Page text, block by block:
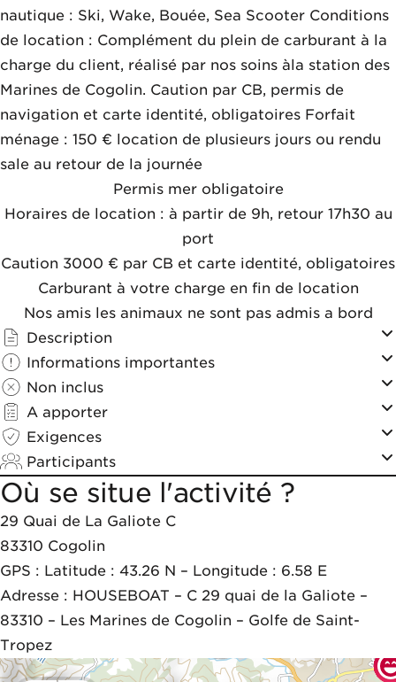
nautique : Ski, Wake, Bouée, Sea Scooter Conditions
de location : Complément du plein de carburant à la
charge du client, réalisé par nos soins àla station des
Marines de Cogolin. Caution par CB, permis de
navigation et carte identité, obligatoires Forfait
ménage : 150 € location de plusieurs jours ou rendu
sale au retour de la journée
Permis mer obligatoire
Horaires de location : à partir de 9h, retour 17h30 au
port
Caution 3000 € par CB et carte identité, obligatoires
Carburant à votre charge en fin de location
Nos amis les animaux ne sont pas admis a bord
Description
Informations importantes
Non inclus
A apporter
Exigences
Participants
Où se situe l'activité ?
29 Quai de La Galiote C
83310 Cogolin
GPS : Latitude : 43.26 N – Longitude : 6.58 E
Adresse : HOUSEBOAT – C 29 quai de la Galiote –
83310 – Les Marines de Cogolin – Golfe de Saint-
Tropez